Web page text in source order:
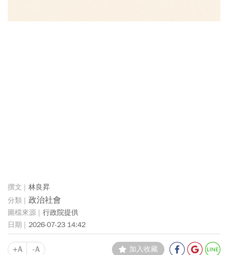
林良昇
政治社會
行政院提供
2026-07-23 14:42
+A -A 加入收藏